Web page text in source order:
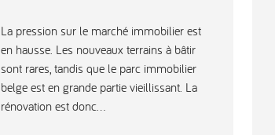
La pression sur le marché immobilier est
en hausse. Les nouveaux terrains à bâtir
sont rares, tandis que le parc immobilier
belge est en grande partie vieillissant. La
rénovation est donc...